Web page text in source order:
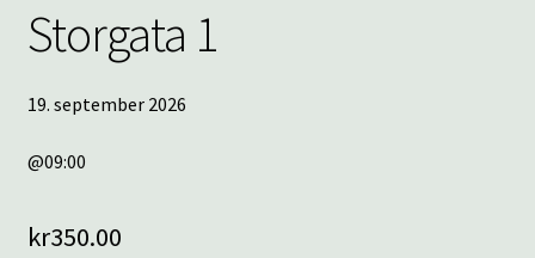
Min konto
Storgata 1
19. september 2026
@09:00
kr350.00